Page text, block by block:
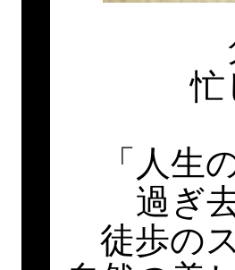
「人
過ぎ
徒歩の